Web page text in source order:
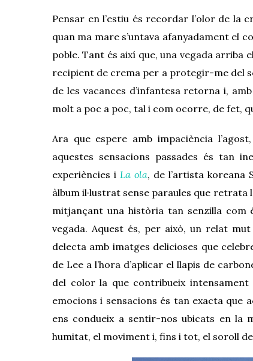
Pensar en l’estiu és recordar l’olor de la
quan ma mare s’untava afanyadament el
poble. Tant és així que, una vegada arriba
recipient de crema per a protegir-me del
de les vacances d’infantesa retorna i,
molt a poc a poc, tal i com ocorre, de fet,
Ara que espere amb impaciència
aquestes sensacions passades és tan
experiències iLa ola, de l’artista koreana
àlbum il·lustrat sense paraules que
mitjançant una història tan senzilla com
vegada. Aquest és, per això, un relat mut
delecta amb imatges delicioses que
de Lee a l’hora d’aplicar el llapis de
del color la que contribueix
emocions i sensacions és tan exacta que
ens condueix a sentir-nos ubicats en la
humitat, el moviment i, fins i tot, el soroll de